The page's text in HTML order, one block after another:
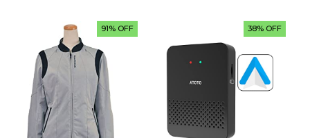
¥23,232.
is:
¥3,396.
91% OFF 38% OFF